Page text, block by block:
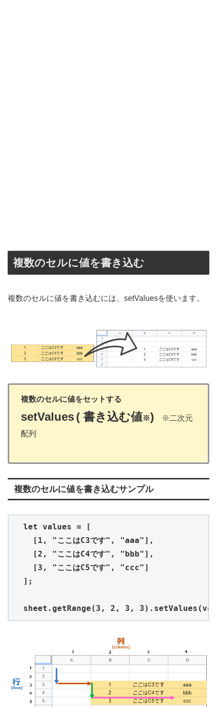
複数のセルに値を書き込む
複数のセルに値を書き込むには、setValuesを使います。
複数のセルに値をセットする
setValues( 書き込む値※) ※二次元
配列
複数のセルに値を書き込むサンプル
  let values = [
    [1, "ここはC3です", "aaa"],
    [2, "ここはC4です", "bbb"],
    [3, "ここはC5です", "ccc"]
  ];
sheet.getRange(3, 2, 3,